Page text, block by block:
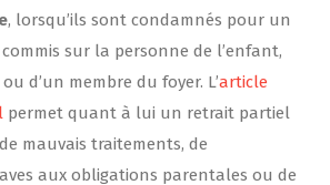
, lorsqu’ils sont condamnés pour un
sur la personne de l’enfant,
d’un membre du foyer. L’article
permet quant à lui un retrait partiel
mauvais traitements, de
aux obligations parentales ou de